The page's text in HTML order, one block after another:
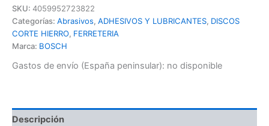
SKU: 4059952723822
Categorías: Abrasivos, ADHESIVOS Y LUBRICANTES, DISCOS
CORTE HIERRO, FERRETERIA
Marca: BOSCH
Gastos de envío (España peninsular): no disponible
Descripción